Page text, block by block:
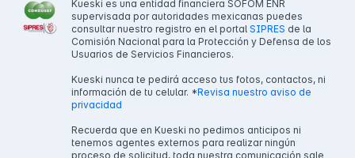
Kueski es una entidad financiera SOFOM ENR
supervisada por autoridades mexicanas puedes
consultar nuestro registro en el portal SIPRES de la
Comisión Nacional para la Protección y Defensa de los
Usuarios de Servicios Financieros.
Kueski nunca te pedirá acceso tus fotos, contactos, ni
información de tu celular. *Revisa nuestro aviso de
privacidad
Recuerda que en Kueski no pedimos anticipos ni
tenemos agentes externos para realizar ningún
proceso de solicitud, toda nuestra comunicación sale